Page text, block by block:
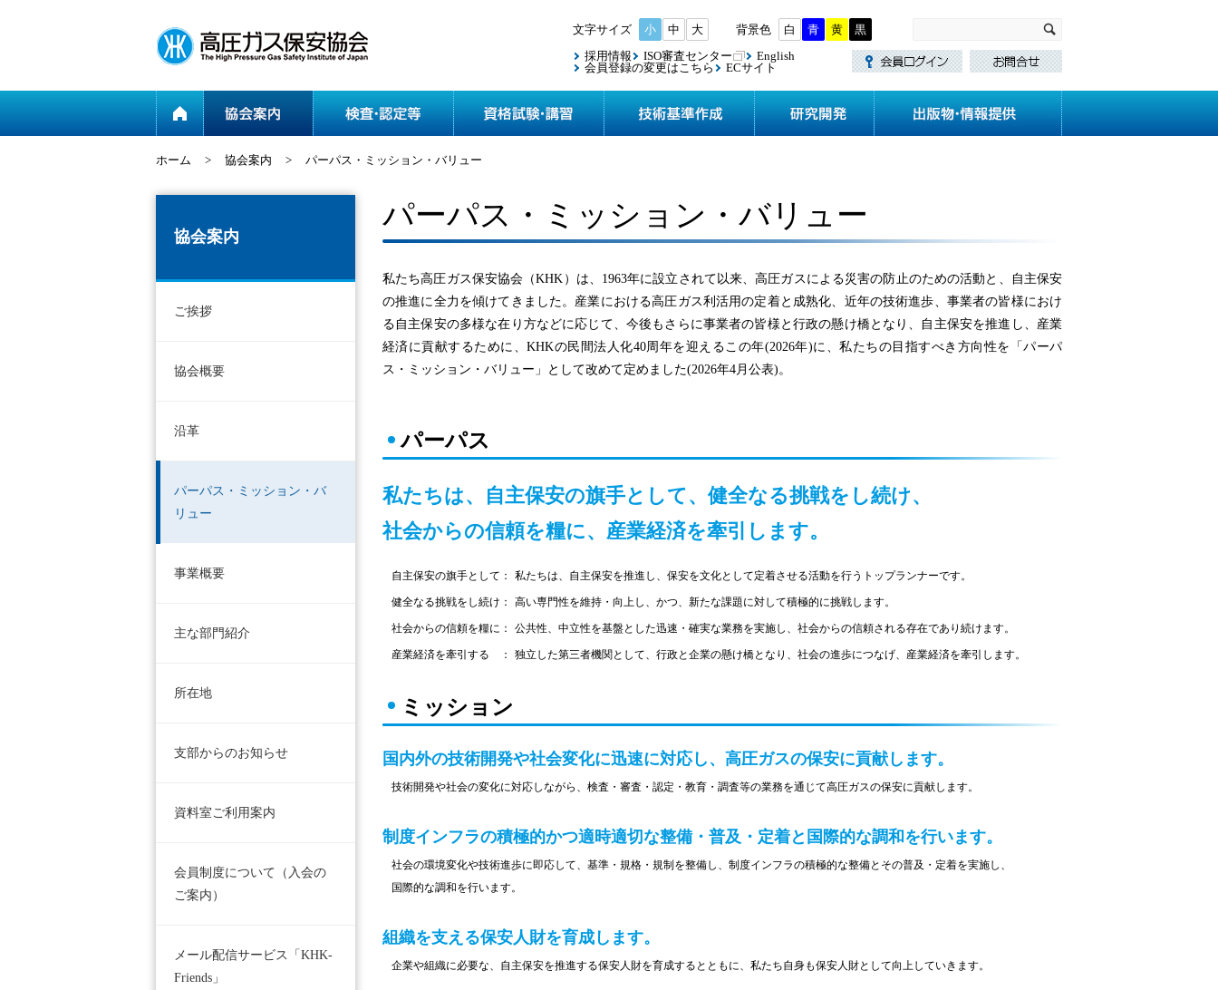
小 中 大 白 青 黄
黒
採用情報
ISO審査センター
English
会員登録の変更はこちら
ECサイト
協会案内 検査・認定等 資格試験・講習
ホーム > 協会案内 > パーパス・ミッション・バリュー
協会案内
ご挨拶
協会概要
沿革
パーパス・ミッション・バ
リュー
事業概要
主な部門紹介
所在地
支部からのお知らせ
資料室ご利用案内
会員制度について（入会の
ご案内）
メール配信サービス「KHK-
Friends」
パーパス・ミッション・バリュー
私たち高圧ガス保安協会（KHK）は、1963年に設立されて以来、高圧ガスによる災害の防止のための活動と、自主保安
の推進に全力を傾けてきました。産業における高圧ガス利活用の定着と成熟化、近年の技術進歩、事業者の皆様におけ
る自主保安の多様な在り方などに応じて、今後もさらに事業者の皆様と行政の懸け橋となり、自主保安を推進し、産業
経済に貢献するために、KHKの民間法人化40周年を迎えるこの年(2026年)に、私たちの目指すべき方向性を「パーパ
ス・ミッション・バリュー」として改めて定めました(2026年4月公表)。
パーパス
私たちは、自主保安の旗手として、健全なる挑戦をし続け、
社会からの信頼を糧に、産業経済を牽引します。
自主保安の旗手として： 私たちは、自主保安を推進し、保安を文化として定着させる活動を行うトップランナーです。​
健全なる挑戦をし続け： 高い専門性を維持・向上し、かつ、新たな課題に対して積極的に挑戦します。
社会からの信頼を糧に： 公共性、中立性を基盤とした迅速・確実な業務を実施し、社会からの信頼される存在であり続けます。
産業経済を牽引する ： 独立した第三者機関として、行政と企業の懸け橋となり、社会の進歩につなげ、産業経済を牽引します。
ミッション
国内外の技術開発や社会変化に迅速に対応し、高圧ガスの保安に貢献します。
技術開発や社会の変化に対応しながら、検査・審査・認定・教育・調査等の業務を通じて高圧ガスの保安に貢献します。
制度インフラの積極的かつ適時適切な整備・普及・定着と国際的な調和を行います。
社会の環境変化や技術進歩に即応して、基準・規格・規制を整備し、制度インフラの積極的な整備とその普及・定着を実施し、
国際的な調和を行います。
組織を支える保安人財を育成します。
企業や組織に必要な、自主保安を推進する保安人財を育成するとともに、私たち自身も保安人財として向上していきます。